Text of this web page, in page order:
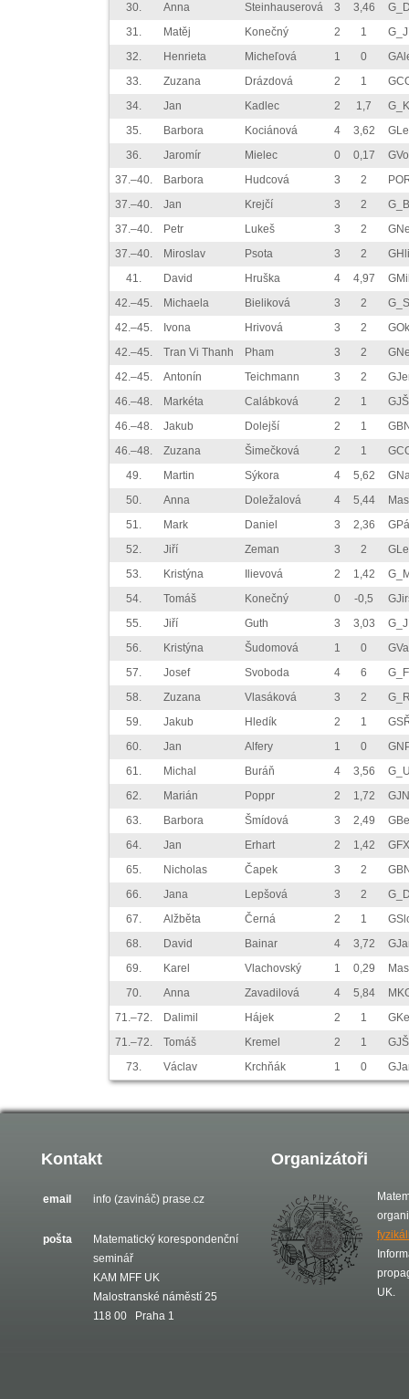
30.
Anna Steinhauserová 3 3,46
31.
Matěj Konečný 2 1
32.
Henrieta Micheľová 1 0
33.
Zuzana Drázdová 2 1
34.
Jan Kadlec 2 1,7
35.
Barbora Kociánová 4 3,62
36.
Jaromír Mielec 0 0,17
37.–40.
Barbora Hudcová 3 2
37.–40.
Jan Krejčí 3 2
37.–40.
Petr Lukeš 3 2
37.–40.
Miroslav Psota 3 2
41.
David Hruška 4 4,97
42.–45.
Michaela Bieliková 3 2
42.–45.
Ivona Hrivová 3 2
42.–45.
Tran Vi Thanh Pham 3 2
42.–45.
Antonín Teichmann 3 2
46.–48.
Markéta Calábková 2 1
46.–48.
Jakub Dolejší 2 1
46.–48.
Zuzana Šimečková 2 1
49.
Martin Sýkora 4 5,62
50.
Anna Doležalová 4 5,44
51.
Mark Daniel 3 2,36
52.
Jiří Zeman 3 2
53.
Kristýna Ilievová 2 1,42
54.
Tomáš Konečný 0 -0,5
55.
Jiří Guth 3 3,03
56.
Kristýna Šudomová 1 0
57.
Josef Svoboda 4 6
58.
Zuzana Vlasáková 3 2
59.
Jakub Hledík 2 1
60.
Jan Alfery 1 0
61.
Michal Buráň 4 3,56
62.
Marián Poppr 2 1,72
63.
Barbora Šmídová 3 2,49
64.
Jan Erhart 2 1,42
65.
Nicholas Čapek 3 2
66.
Jana Lepšová 3 2
67.
Alžběta Černá 2 1
68.
David Bainar 4 3,72
69.
Karel Vlachovský 1 0,29
70.
Anna Zavadilová 4 5,84
71.–72.
Dalimil Hájek 2 1
71.–72.
Tomáš Kremel 2 1
73.
Václav Krchňák 1 0
Kontakt
email info (zavináč) prase.cz
pošta
Matematický korespondenční
seminář
KAM MFF UK
Malostranské náměstí 25
118 00 Praha 1
Organizátoři
UK.